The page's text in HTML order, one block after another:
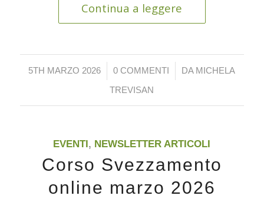
Continua a leggere
5TH MARZO 2026
/ 0 COMMENTI
/ DA MICHELA
TREVISAN
EVENTI, NEWSLETTER ARTICOLI
Corso Svezzamento
online marzo 2026